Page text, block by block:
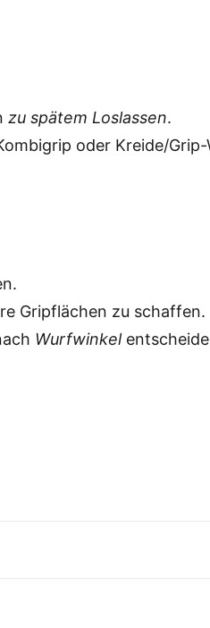
zu spätem Loslassen.
oder Kreide/Grip-
Gripflächen zu schaffen.
Wurfwinkel